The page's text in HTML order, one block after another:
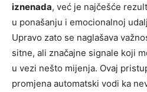
iznenada, već je najčešće
u ponašanju i emocionalnoj
Upravo zato se naglašava
sitne, ali značajne signale koji
u vezi nešto mijenja. Ovaj
promjena automatski vodi ka